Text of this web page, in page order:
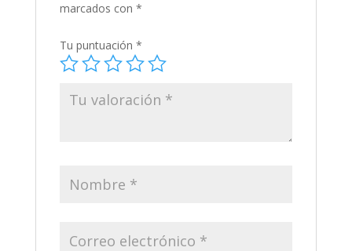
marcados con *
Tu puntuación *